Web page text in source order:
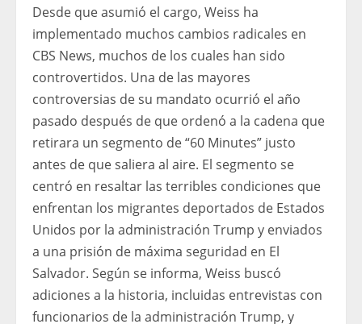
Desde que asumió el cargo, Weiss ha
implementado muchos cambios radicales en
CBS News, muchos de los cuales han sido
controvertidos. Una de las mayores
controversias de su mandato ocurrió el año
pasado después de que ordenó a la cadena que
retirara un segmento de “60 Minutes” justo
antes de que saliera al aire. El segmento se
centró en resaltar las terribles condiciones que
enfrentan los migrantes deportados de Estados
Unidos por la administración Trump y enviados
a una prisión de máxima seguridad en El
Salvador. Según se informa, Weiss buscó
adiciones a la historia, incluidas entrevistas con
funcionarios de la administración Trump, y